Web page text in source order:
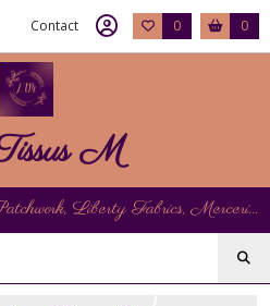
Contact 0 0
M
Boutique en ligne de Tissus Patchwork, Liberty Fabrics, Mercerie et Matériel de Point de Croix